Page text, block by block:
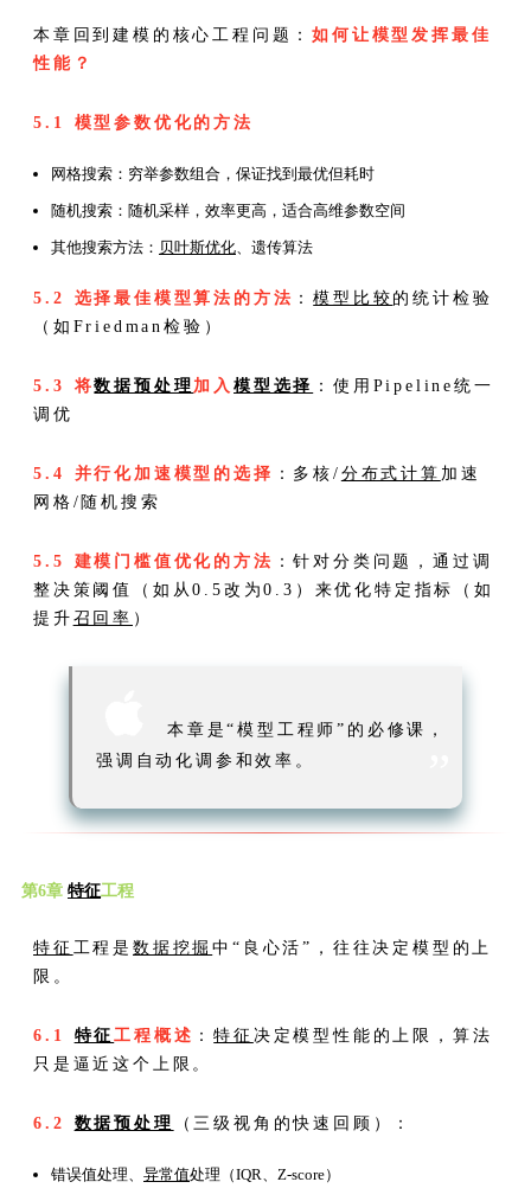
本章回到建模的核心工程问题：如何让模型发挥最佳
性能？
5.1 模型参数优化的方法
网格搜索：穷举参数组合，保证找到最优但耗时
随机搜索：随机采样，效率更高，适合高维参数空间
其他搜索方法： 贝叶斯优化、遗传算法
5.2 选择最佳模型算法的方法 ：模型比较 的统计检验
（如Friedman检验）
5.3 将数据预处理 加入模型选择 ：使用Pipeline统一
调优
5.4 并行化加速模型的选择 ：多核/ 分布式计算 加速
网格/随机搜索
5.5 建模门槛值优化的方法 ：针对分类问题，通过调
整决策阈值（如从0.5改为0.3）来优化特定指标（如
提升 召回率 ）
本章是“模型工程师”的必修课，
强调自动化调参和效率。
第6章 特征工程
特征 工程是数据挖掘中“良心活”，往往决定模型的上
限。
6.1 特征工程概述 ：特征 决定模型性能的上限，算法
只是逼近这个上限。
6.2 数据预处理 （三级视角的快速回顾）：
错误值处理、 异常值处理（IQR、Z-score）